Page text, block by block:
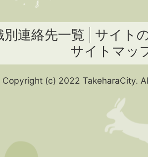
別連絡先一覧
サイト
サイトマッ
Copyright (c) 2022 TakeharaCity.